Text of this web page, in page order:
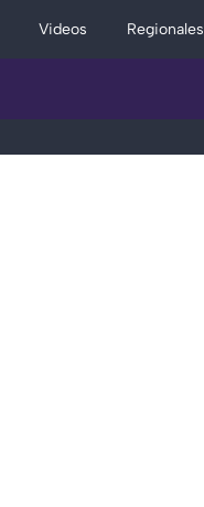
Videos Regionales